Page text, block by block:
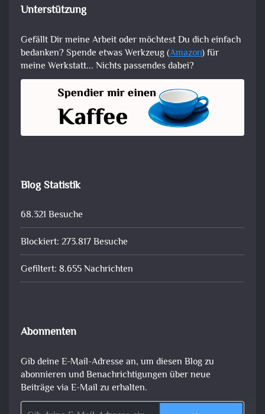
Unterstützung
Gefällt Dir meine Arbeit oder möchtest Du dich einfach
bedanken? Spende etwas Werkzeug (Amazon) für
meine Werkstatt... Nichts passendes dabei?
Blog Statistik
68.321 Besuche
Blockiert: 273.817 Besuche
Gefiltert: 8.655 Nachrichten
Abonnenten
Gib deine E-Mail-Adresse an, um diesen Blog zu
abonnieren und Benachrichtigungen über neue
Beiträge via E-Mail zu erhalten.
Gib deine E-Mail-Adresse ein ...